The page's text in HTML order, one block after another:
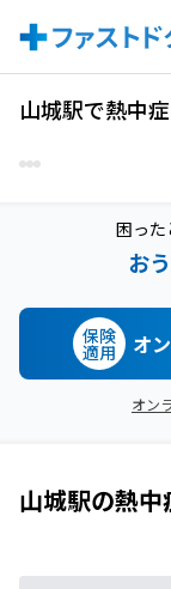
山城駅で熱中
困った
お
保険
適用 オ
オン
山城駅の熱中